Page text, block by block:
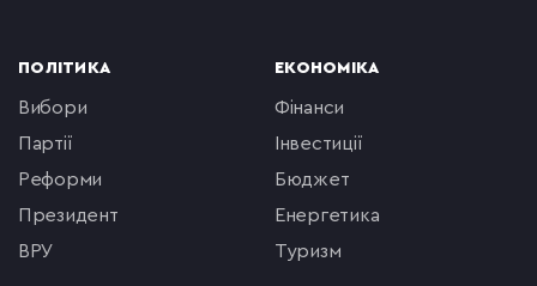
ПОЛІТИКА
вибори
партії
реформи
президент
ВРУ
ЕКОНОМІКА
фінанси
інвестиції
бюджет
енергетика
туризм